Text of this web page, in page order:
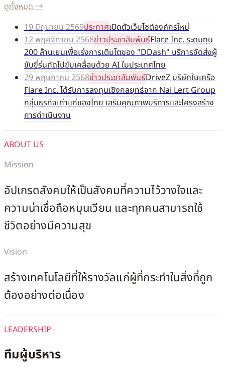
ดูทั้งหมด →
19 มิถุนายน 2569ประกาศเปิดตัวเว็บไซต์องค์กรใหม่
12 พฤศจิกายน 2568ข่าวประชาสัมพันธ์Flare Inc. ระดมทุน
200 ล้านเยนเพื่อเร่งการเติบโตของ "DDash" บริการจัดส่งผู้
ขับขี่รุ่นถัดไปขับเคลื่อนด้วย AI ในประเทศไทย
29 พฤษภาคม 2568ข่าวประชาสัมพันธ์DriveZ บริษัทในเครือ
Flare Inc. ได้รับการลงทุนเชิงกลยุทธ์จาก Nai Lert Group
กลุ่มธุรกิจเก่าแก่ของไทย เสริมคุณภาพบริการและโครงสร้าง
การดำเนินงาน
ABOUT US
Mission
อัปเกรดสังคมให้เป็นสังคมที่ความไว้วางใจและ
ความน่าเชื่อถือหมุนเวียน และทุกคนสามารถใช้
ชีวิตอย่างมีความสุข
Vision
สร้างเทคโนโลยีที่ให้รางวัลแก่ผู้ที่กระทำในสิ่งที่ถูก
ต้องอย่างต่อเนื่อง
LEADERSHIP
ทีมผู้บริหาร